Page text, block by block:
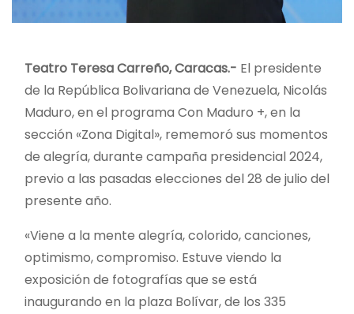
Teatro Teresa Carreño, Caracas.- El presidente
de la República Bolivariana de Venezuela, Nicolás
Maduro, en el programa Con Maduro +, en la
sección «Zona Digital», rememoró sus momentos
de alegría, durante campaña presidencial 2024,
previo a las pasadas elecciones del 28 de julio del
presente año.
«Viene a la mente alegría, colorido, canciones,
optimismo, compromiso. Estuve viendo la
exposición de fotografías que se está
inaugurando en la plaza Bolívar, de los 335